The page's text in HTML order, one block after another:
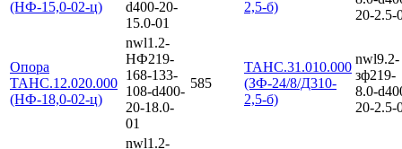
(НФ-15,0-02-ц)
d400-20-
15.0-01
2,5-б)
20-2.5-
Опора
ТАНС.12.020.000
(НФ-18,0-02-ц)
nwl1.2-
НФ219-
168-133-
108-d400-
20-18.0-
01
585
ТАНС.31.010.000
(ЗФ-24/8/Д310-
2,5-б)
nwl9.2-
зф219-
8.0-
20-2.5-
nwl1.2-